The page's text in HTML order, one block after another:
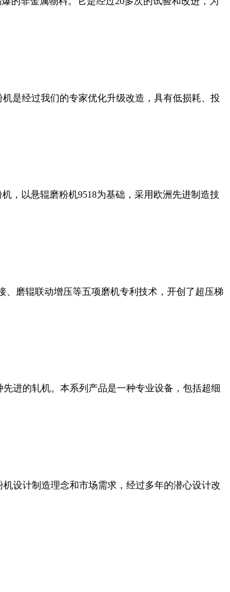
是经过我们的专家优化升级改造，具有低损耗、投
，以悬辊磨粉机9518为基础，采用欧洲先进制造技
磨辊联动增压等五项磨机专利技术，开创了超压梯
进的轧机。本系列产品是一种专业设备，包括超细
设计制造理念和市场需求，经过多年的潜心设计改